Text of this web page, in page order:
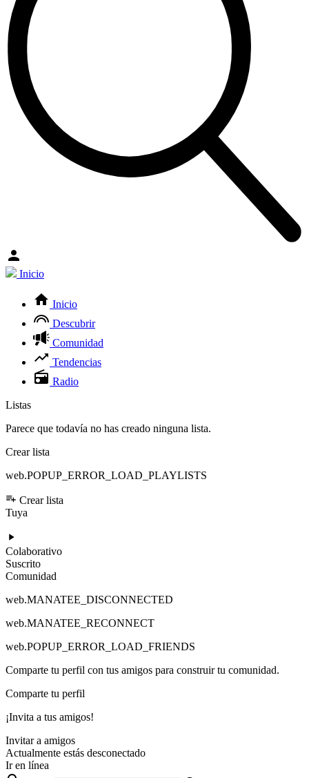
Inicio
Inicio
Descubrir
Comunidad
Tendencias
Radio
Listas
Parece que todavía no has creado ninguna lista.
Crear lista
web.POPUP_ERROR_LOAD_PLAYLISTS
Crear lista
Tuya
Colaborativo
Suscrito
Comunidad
web.MANATEE_DISCONNECTED
web.MANATEE_RECONNECT
web.POPUP_ERROR_LOAD_FRIENDS
Comparte tu perfil con tus amigos para construir tu comunidad.
Comparte tu perfil
¡Invita a tus amigos!
Invitar a amigos
Actualmente estás desconectado
Ir en línea